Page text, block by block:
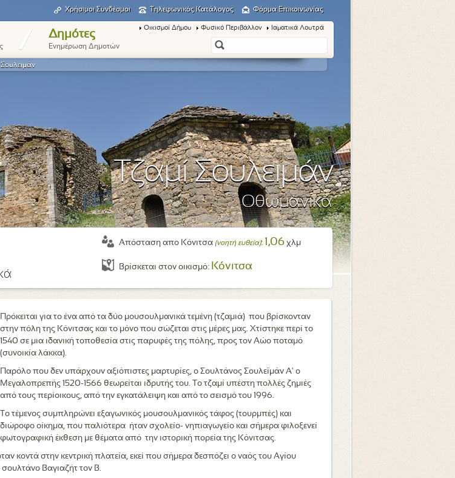
Χρήσιμοι Συνδέσμοι Τηλεφωνικός Κατάλογος Φόρμα Επικοινωνίας
/ Δημότες
Ενημέρωση Δημοτών
Οικισμοί Δήμου Φυσικό Περιβάλλον Ιαματικά Λουτρά
Τζαμί Σουλειμάν
Οθωμανικά
Απόσταση απο Κόνιτσα (νοητή ευθεία): 1,06 χλμ
Βρίσκεται στον οικισμό: Κόνιτσα
Πρόκειται για το ένα από τα δύο μουσουλμανικά τεμένη (τζαμιά) που βρίσκονταν
στην πόλη της Κόνιτσας και το μόνο που σώζεται στις μέρες μας. Χτίστηκε περί το
1540 σε μια ιδανική τοποθεσία στις παρυφές της πόλης, προς τον Αώο ποταμό
(συνοικία λάκκα).
Παρόλο που δεν υπάρχουν αξιόπιστες μαρτυρίες, ο Σουλτάνος Σουλεϊμάν Α' ο
Μεγαλοπρεπής 1520-1566 θεωρείται ιδρυτής του. Το τζαμί υπέστη πολλές ζημιές
από τους περίοικους, από την εγκατάλειψη και από το σεισμό του 1996.
Το τέμενος συμπληρώνει εξαγωνικός μουσουλμανικός τάφος (τουρμπές) και
διώροφο οίκημα, που παλιότερα ήταν σχολείο- νηπιαγωγείο και σήμερα φιλοξενεί
φωτογραφική έκθεση με θέματα από την ιστορική πορεία της Κόνιτσας.
κοντά στην κεντρική πλατεία, εκεί που σήμερα δεσπόζει ο ναός του Αγίου
Βαγιαζήτ τον Β.